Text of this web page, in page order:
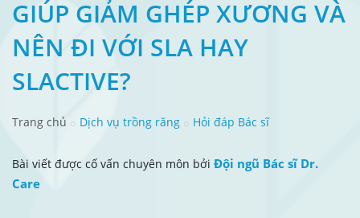
GIÚP GIẢM GHÉP XƯƠNG VÀ
NÊN ĐI VỚI SLA HAY
SLACTIVE?
Trang chủ Dịch vụ trồng răng Hỏi đáp Bác sĩ
Bài viết được cố vấn chuyên môn bởi Đội ngũ Bác sĩ Dr.
Care